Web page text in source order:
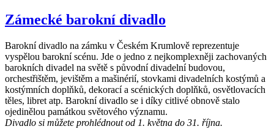
Zámecké barokní divadlo
Barokní divadlo na zámku v Českém Krumlově reprezentuje
vyspělou barokní scénu. Jde o jedno z nejkomplexněji zachovaných
barokních divadel na světě s původní divadelní budovou,
orchestřištěm, jevištěm a mašinérií, stovkami divadelních kostýmů a
kostýmních doplňků, dekorací a scénických doplňků, osvětlovacích
těles, libret atp. Barokní divadlo se i díky citlivé obnově stalo
ojedinělou památkou světového významu.
Divadlo si můžete prohlédnout od 1. května do 31. října.